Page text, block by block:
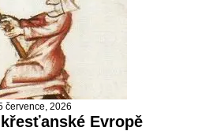
července, 2026
Evropě